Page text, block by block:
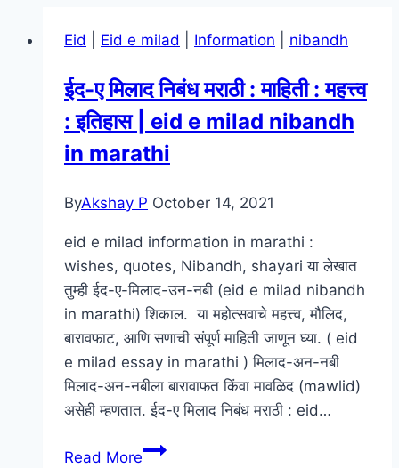
Eid Eid e milad Information nibandh
ईद-ए मिलाद निबंध मराठी : माहिती : महत्त्व
: इतिहास | eid e milad nibandh
in marathi
ByAkshay P October 14, 2021
eid e milad information in marathi :
wishes, quotes, Nibandh, shayari या लेखात
तुम्ही ईद-ए-मिलाद-उन-नबी (eid e milad nibandh
in marathi) शिकाल. या महोत्सवाचे महत्त्व, मौलिद,
बारावफाट, आणि सणाची संपूर्ण माहिती जाणून घ्या. ( eid
e milad essay in marathi ) मिलाद-अन-नबी
मिलाद-अन-नबीला बारावाफत किंवा मावळिद (mawlid)
असेही म्हणतात. ईद-ए मिलाद निबंध मराठी : eid…
Read Moreईद-